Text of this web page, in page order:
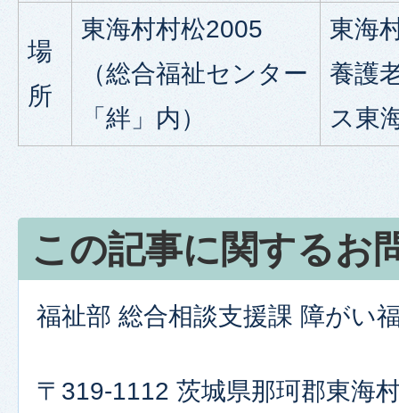
場
所
東海村村松2005
（総合福祉センター
「絆」内）
東海
養護
ス東
この記事に関するお
福祉部 総合相談支援課 障がい
〒319-1112 茨城県那珂郡東海